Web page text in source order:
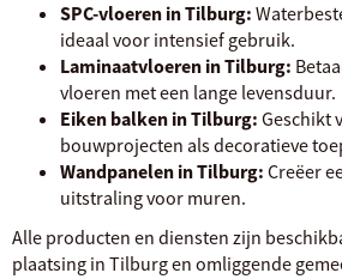
SPC-vloeren in Tilburg:
ideaal voor intensief gebruik.
Laminaatvloeren in Tilburg:
vloeren met een lange levensduur.
Eiken balken in Tilburg: Geschikt
bouwprojecten als decoratieve
Wandpanelen in Tilburg: Creëer
uitstraling voor muren.
Alle producten en diensten zijn
plaatsing in Tilburg en omliggende